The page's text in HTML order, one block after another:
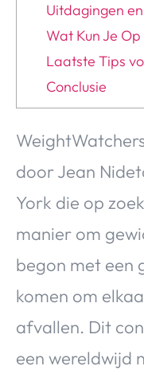
Uitdagingen
Wat Kun Je
Laatste Tips
Conclusie
door Jean
York die op
manier om
begon met een
komen om
afvallen. Dit
een wereldwijd